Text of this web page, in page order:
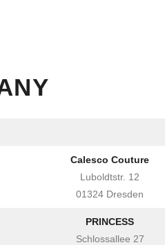
Calesco Couture
Luboldtstr. 12
01324 Dresden
PRINCESS
Schlossallee 27